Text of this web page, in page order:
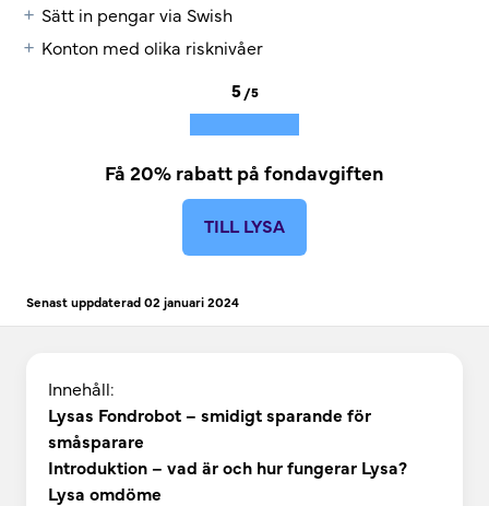
+ Sätt in pengar via Swish
+ Konton med olika risknivåer
5 /5
Få 20% rabatt på fondavgiften
TILL LYSA
Senast uppdaterad 02 januari 2024
Innehåll:
Lysas Fondrobot – smidigt sparande för
småsparare
Introduktion – vad är och hur fungerar Lysa?
Lysa omdöme